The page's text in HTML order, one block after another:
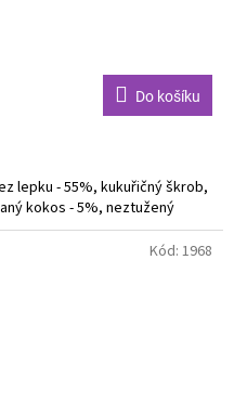
Do košíku
lepku - 55%, kukuřičný škrob,
kokos - 5%, neztužený
mouka, kypřící prášek
Kód: 1968